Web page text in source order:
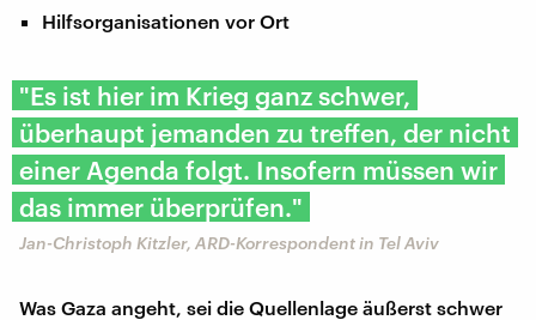
Hilfsorganisationen vor Ort
"Es ist hier im Krieg ganz schwer,
überhaupt jemanden zu treffen, der nicht
einer Agenda folgt. Insofern müssen wir
das immer überprüfen."
Jan-Christoph Kitzler, ARD-Korrespondent in Tel Aviv
Was Gaza angeht, sei die Quellenlage äußerst schwer